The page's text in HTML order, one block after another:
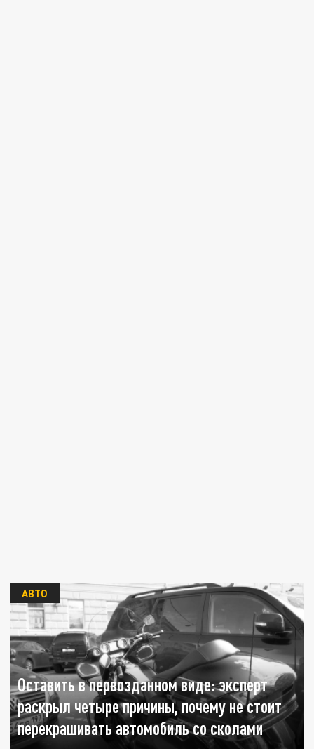
Оставить в первозданном виде: эксперт
раскрыл четыре причины, почему не стоит
перекрашивать автомобиль со сколами
АВТО